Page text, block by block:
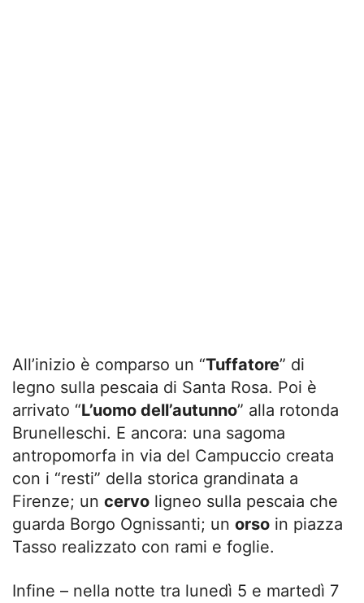
All’inizio è comparso un “Tuffatore” di
legno sulla pescaia di Santa Rosa. Poi è
arrivato “L’uomo dell’autunno” alla rotonda
Brunelleschi. E ancora: una sagoma
antropomorfa in via del Campuccio creata
con i “resti” della storica grandinata a
Firenze; un cervo ligneo sulla pescaia che
guarda Borgo Ognissanti; un orso in piazza
Tasso realizzato con rami e foglie.
Infine – nella notte tra lunedì 5 e martedì 7